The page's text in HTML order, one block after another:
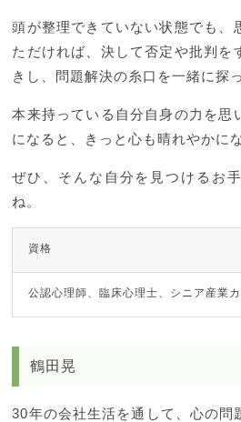
頭が整理できていない状態でも、
ただければ、決して否定や批判を
きし、問題解決の糸口を一緒に探
本来持っている自分自身の力を思
になると、きっと心も晴れやかに
ぜひ、そんな自分を見つけるお
ね。
資格
公認心理師、臨床心理士、シニア産業
鶴田晃
30年の会社生活を通して、心の問